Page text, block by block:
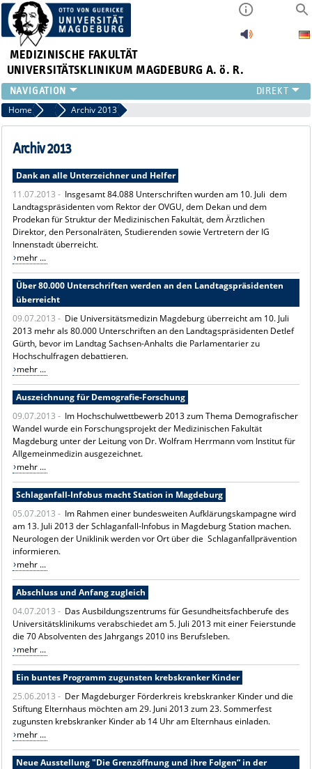
MEDIZINISCHE FAKULTÄT
UNIVERSITÄTSKLINIKUM MAGDEBURG A. ö. R.
INSTITUTE
KLINIKEN
ZENTRALE EINRICHTUNGEN
PRESSE
ÜBER UNS
INTERNATIONAL
INTRANET
Home Archiv Pressemitteilungen
Archiv 2013
Archiv 2013
Dank an alle Unterzeichner und Helfer
11.07.2013 - Insgesamt 84.088 Unterschriften wurden am 10. Juli dem
Landtagspräsidenten vom Rektor der OVGU, dem Dekan und dem
Prodekan für Struktur der Medizinischen Fakultät, dem Ärztlichen
Direktor, den Personalräten, Studierenden sowie Vertretern der IG
Innenstadt überreicht.
mehr ...
Über 80.000 Unterschriften werden an den Landtagspräsidenten
überreicht
09.07.2013 - Die Universitätsmedizin Magdeburg überreicht am 10. Juli
2013 mehr als 80.000 Unterschriften an den Landtagspräsidenten Detlef
Gürth, bevor im Landtag Sachsen-Anhalts die Parlamentarier zu
Hochschulfragen debattieren.
mehr ...
Auszeichnung für Demografie-Forschung
09.07.2013 - Im Hochschulwettbewerb 2013 zum Thema Demografischer
Wandel wurde ein Forschungsprojekt der Medizinischen Fakultät
Magdeburg unter der Leitung von Dr. Wolfram Herrmann vom Institut für
Allgemeinmedizin ausgezeichnet.
mehr ...
Schlaganfall-Infobus macht Station in Magdeburg
05.07.2013 - Im Rahmen einer bundesweiten Aufklärungskampagne wird
am 13. Juli 2013 der Schlaganfall-Infobus in Magdeburg Station machen.
Neurologen der Uniklinik werden vor Ort über die Schlaganfallprävention
informieren.
mehr ...
Abschluss und Anfang zugleich
04.07.2013 - Das Ausbildungszentrums für Gesundheitsfachberufe des
Universitätsklinikums verabschiedet am 5. Juli 2013 mit einer Feierstunde
die 70 Absolventen des Jahrgangs 2010 ins Berufsleben.
mehr ...
Ein buntes Programm zugunsten krebskranker Kinder
25.06.2013 - Der Magdeburger Förderkreis krebskranker Kinder und die
Stiftung Elternhaus möchten am 29. Juni 2013 zum 23. Sommerfest
zugunsten krebskranker Kinder ab 14 Uhr am Elternhaus einladen.
mehr ...
Neue Ausstellung "Die Grenzöffnung und ihre Folgen“ in der